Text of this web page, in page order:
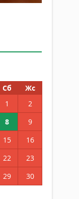
Сб
Жс
1
2
8
9
15
16
22
23
29
30